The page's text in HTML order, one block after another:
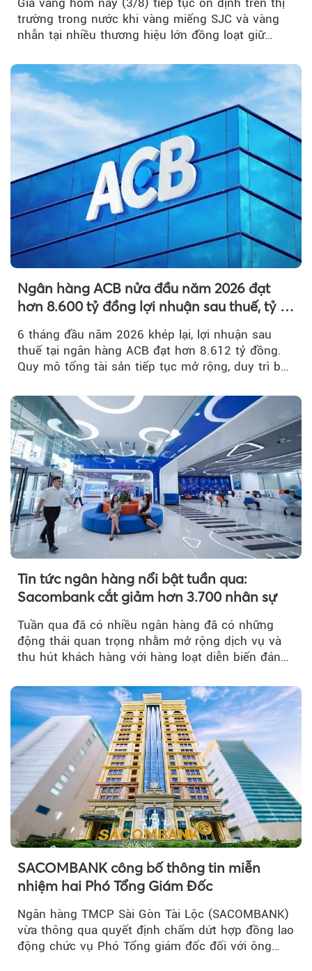
Giá vàng hôm nay (3/8) tiếp tục ổn định trên thị
trường trong nước khi vàng miếng SJC và vàng
nhẫn tại nhiều thương hiệu lớn đồng loạt giữ
Ngân hàng ACB nửa đầu năm 2026 đạt
hơn 8.600 tỷ đồng lợi nhuận sau thuế, tỷ lệ
6 tháng đầu năm 2026 khép lại, lợi nhuận sau
thuế tại ngân hàng ACB đạt hơn 8.612 tỷ đồng.
Quy mô tổng tài sản tiếp tục mở rộng, duy trì bộ
Tin tức ngân hàng nổi bật tuần qua:
Sacombank cắt giảm hơn 3.700 nhân sự
Tuần qua đã có nhiều ngân hàng đã có những
động thái quan trọng nhằm mở rộng dịch vụ và
thu hút khách hàng với hàng loạt diễn biến đáng
SACOMBANK công bố thông tin miễn
nhiệm hai Phó Tổng Giám Đốc
Ngân hàng TMCP Sài Gòn Tài Lộc (SACOMBANK)
vừa thông qua quyết định chấm dứt hợp đồng lao
động chức vụ Phó Tổng giám đốc đối với ông